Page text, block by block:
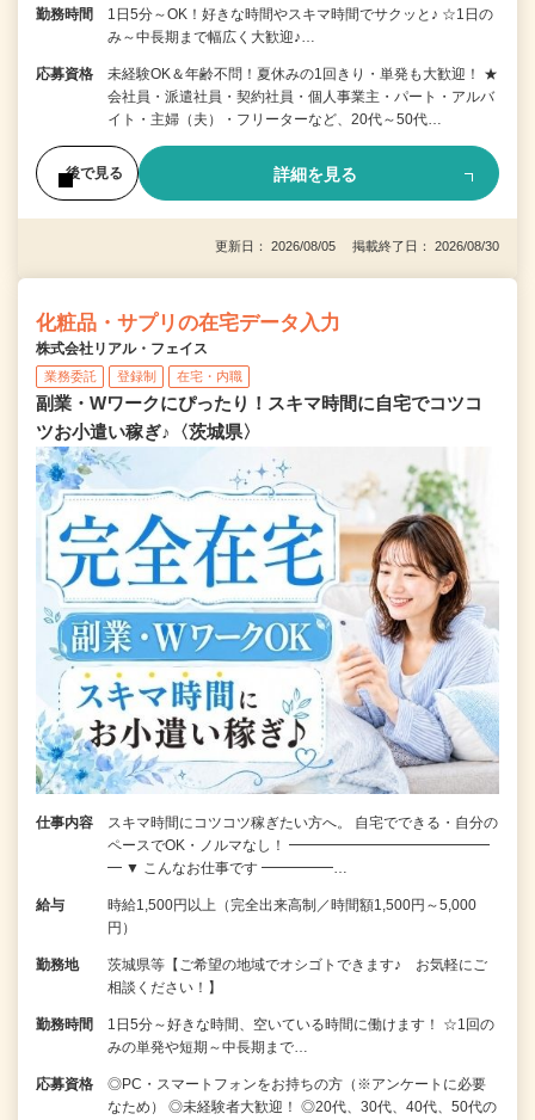
勤務時間
1日5分～OK！好きな時間やスキマ時間でサクッと♪ ☆1日の
み～中長期まで幅広く大歓迎♪…
応募資格
未経験OK＆年齢不問！夏休みの1回きり・単発も大歓迎！ ★
会社員・派遣社員・契約社員・個人事業主・パート・アルバ
イト・主婦（夫）・フリーターなど、20代～50代…
後で見る 詳細を見る
更新日： 2026/08/05 掲載終了日： 2026/08/30
化粧品・サプリの在宅データ入力
株式会社リアル・フェイス
業務委託 登録制 在宅・内職
副業・Wワークにぴったり！スキマ時間に自宅でコツコ
ツお小遣い稼ぎ♪〈茨城県〉
仕事内容
スキマ時間にコツコツ稼ぎたい方へ。 自宅でできる・自分の
ペースでOK・ノルマなし！ ━━━━━━━━━━━━━━
━ ▼ こんなお仕事です ━━━━━…
給与
時給1,500円以上（完全出来高制／時間額1,500円～5,000
円）
勤務地
茨城県等【ご希望の地域でオシゴトできます♪ お気軽にご
相談ください！】
勤務時間
1日5分～好きな時間、空いている時間に働けます！ ☆1回の
みの単発や短期～中長期まで…
応募資格
◎PC・スマートフォンをお持ちの方（※アンケートに必要
なため） ◎未経験者大歓迎！ ◎20代、30代、40代、50代の